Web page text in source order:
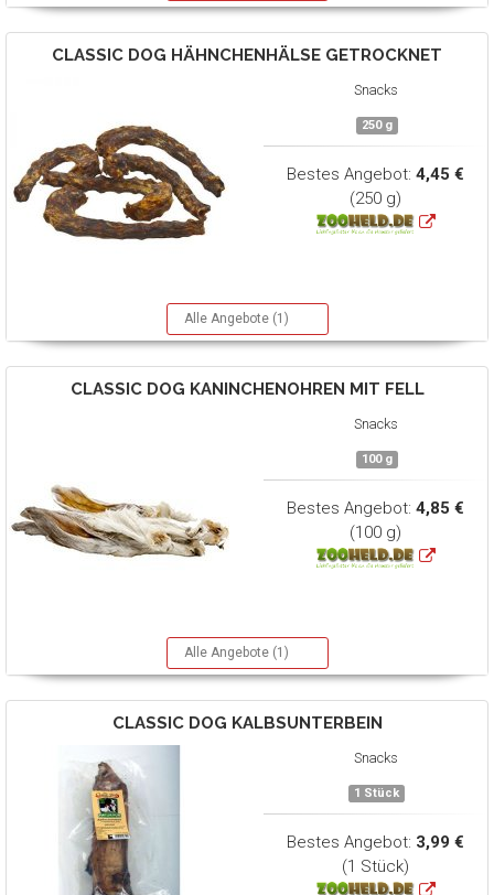
CLASSIC DOG HÄHNCHENHÄLSE GETROCKNET
Snacks
250 g
Bestes Angebot: 4,45 €
(250 g)
Alle Angebote (1)
CLASSIC DOG KANINCHENOHREN MIT FELL
Snacks
100 g
Bestes Angebot: 4,85 €
(100 g)
Alle Angebote (1)
CLASSIC DOG KALBSUNTERBEIN
Snacks
1 Stück
Bestes Angebot: 3,99 €
(1 Stück)